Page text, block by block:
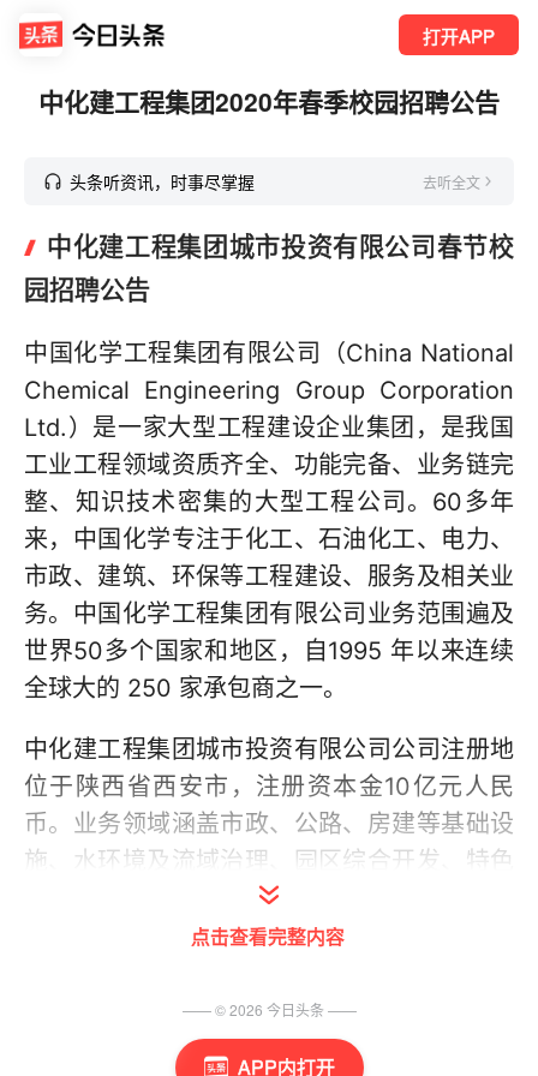
打开APP
APP内打开
中化建工程集团2020年春季校园招聘公告
头条听资讯，时事尽掌握 去听全文
中化建工程集团城市投资有限公司春节校
园招聘公告
中国化学工程集团有限公司（China National
Chemical Engineering Group Corporation
Ltd.）是一家大型工程建设企业集团，是我国
工业工程领域资质齐全、功能完备、业务链完
整、知识技术密集的大型工程公司。60多年
来，中国化学专注于化工、石油化工、电力、
市政、建筑、环保等工程建设、服务及相关业
务。中国化学工程集团有限公司业务范围遍及
世界50多个国家和地区，自1995 年以来连续
全球大的 250 家承包商之一。
中化建工程集团城市投资有限公司公司注册地
位于陕西省西安市，注册资本金10亿元人民
币。业务领域涵盖市政、公路、房建等基础设
施、水环境及流域治理、园区综合开发、特色
小镇等，投资范围集中在化工工程、环保工
程、园林绿化工程、公路工程等领域，可为业
维护等全流程一体化服务。
点击查看完整内容
—— ©2026 今日头条 ——